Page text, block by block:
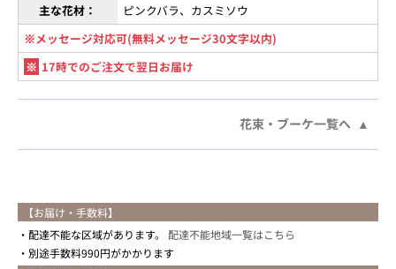
主な花材：
ピンクバラ、カスミソウ
※メッセージ対応可(無料メッセージ30文字以内)
※ 17時でのご注文で翌日お届け
花束・ブーケ一覧へ
【お届け・手数料】
配達不能な区域があります。 配達不能地域一覧はこちら
別途手数料990円がかかります